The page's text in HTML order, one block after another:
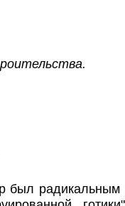
был радикальным